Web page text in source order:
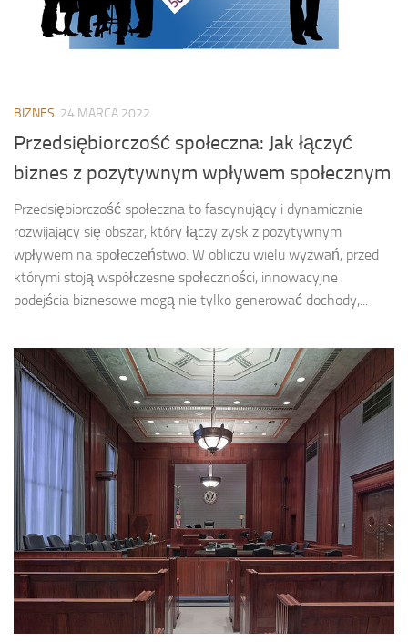
BIZNES 24 MARCA 2022
Przedsiębiorczość społeczna: Jak łączyć
biznes z pozytywnym wpływem społecznym
Przedsiębiorczość społeczna to fascynujący i dynamicznie
rozwijający się obszar, który łączy zysk z pozytywnym
wpływem na społeczeństwo. W obliczu wielu wyzwań, przed
którymi stoją współczesne społeczności, innowacyjne
podejścia biznesowe mogą nie tylko generować dochody,...